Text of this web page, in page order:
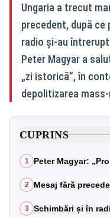
Ungaria a trecut
precedent, după
radio și-au
Peter Magyar a
„zi istorică”, în
depolitizarea
CUPRINS
1 Peter Magyar:
2 Mesaj fără
3 Schimbări și în